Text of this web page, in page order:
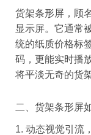
货架条形屏，顾
显示屏。它通常
统的纸质价格标
码，更能实时播
将平淡无奇的货
二、货架条形屏
1. 动态视觉引流